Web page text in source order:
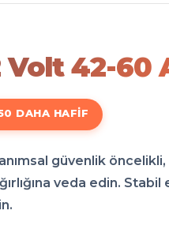
VT5 LiFePO4 Batarya 72